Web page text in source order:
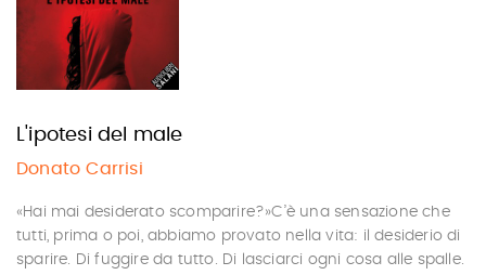
L'ipotesi del male
Donato Carrisi
«Hai mai desiderato scomparire?»C’è una sensazione che
tutti, prima o poi, abbiamo provato nella vita: il desiderio di
sparire. Di fuggire da tutto. Di lasciarci ogni cosa alle spalle.